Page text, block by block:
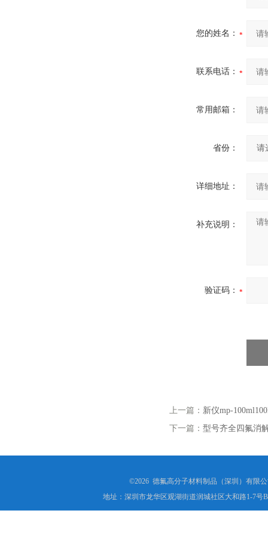
您的姓名：
联系电话：
常用邮箱：
省份：
详细地址：
补充说明：
验证码：
上一篇： 新仪mp-
下一篇： 型号齐全四氟消
©2026 德氟高分子材料制品（深圳）有限
地址：深圳市龙华区观湖街道润城社区大和路1-7号